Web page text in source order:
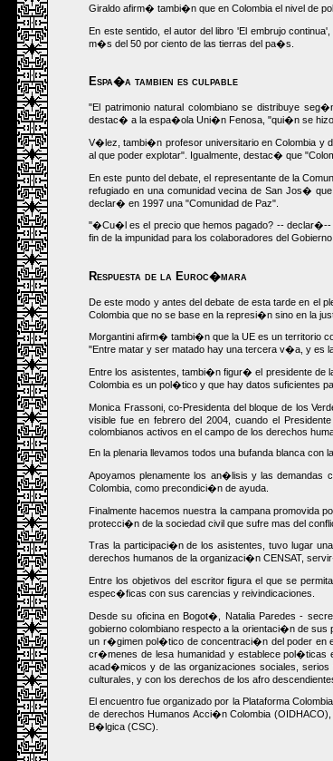
Giraldo afirm� tambi�n que en Colombia el nivel de
En este sentido, el autor del libro 'El embrujo
m�s del 50 por ciento de las tierras del pa�s.
Espa�a tambien es culpable
"El patrimonio natural colombiano se distribuye
destac� a la espa�ola Uni�n Fenosa, "qui�n se hizo
V�lez, tambi�n profesor universitario en Colombia y
al que poder explotar". Igualmente, destac� que
En este punto del debate, el representante de la
refugiado en una comunidad vecina de San Jos�
declar� en 1997 una "Comunidad de Paz".
"�Cu�l es el precio que hemos pagado? -- declar�--
fin de la impunidad para los colaboradores del
Respuesta de la Euroc�mara
De este modo y antes del debate de esta tarde en el
Colombia que no se base en la represi�n sino en la
Morgantini afirm� tambi�n que la UE es un territorio
"Entre matar y ser matado hay una tercera v�a, y es
Entre los asistentes, tambi�n figur� el presidente de
Colombia es un pol�tico y que hay datos suficientes
Monica Frassoni, co-Presidenta del bloque de los
visible fue en febrero del 2004, cuando el
colombianos activos en el campo de los derechos
En la plenaria llevamos todos una bufanda blanca
Apoyamos plenamente los an�lisis y las demandas
Colombia, como precondici�n de ayuda.
Finalmente hacemos nuestra la campana promovida
protecci�n de la sociedad civil que sufre mas del
Tras la participaci�n de los asistentes, tuvo lugar
derechos humanos de la organizaci�n CENSAT,
Entre los objetivos del escritor figura el que se
espec�ficas con sus carencias y reivindicaciones.
Desde su oficina en Bogot�, Natalia Paredes -
gobierno colombiano respecto a la orientaci�n de
un r�gimen pol�tico de concentraci�n del poder en
cr�menes de lesa humanidad y establece pol�ticas
acad�micos y de las organizaciones sociales,
culturales, y con los derechos de los afro
El encuentro fue organizado por la Plataforma
de derechos Humanos Acci�n Colombia
B�lgica (CSC).